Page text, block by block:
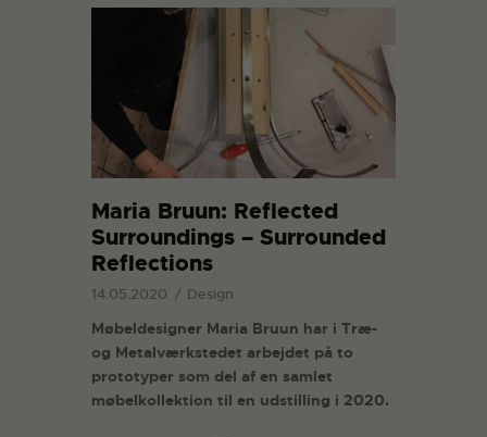
Maria Bruun: Reflected
Surroundings – Surrounded
Reflections
14.05.2020 Design
Møbeldesigner Maria Bruun har i Træ-
og Metalværkstedet arbejdet på to
prototyper som del af en samlet
møbelkollektion til en udstilling i 2020.